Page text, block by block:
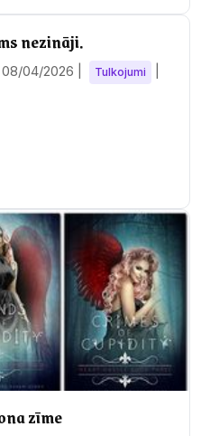
nezināji.
08/04/2026 Tulkojumi
zīme